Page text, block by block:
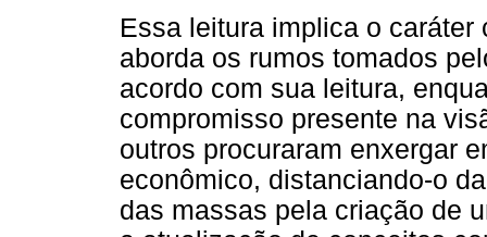
Essa leitura implica o
aborda os rumos tomados
acordo com sua leitura,
compromisso presente na
outros procuraram enxergar
econômico, distanciando-o
das massas pela criação de